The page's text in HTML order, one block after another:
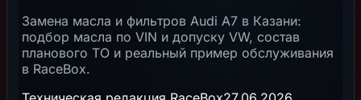
Замена масла и фильтров Audi A7 в Казани:
подбор масла по VIN и допуску VW, состав
планового ТО и реальный пример обслуживания
в RaceBox.